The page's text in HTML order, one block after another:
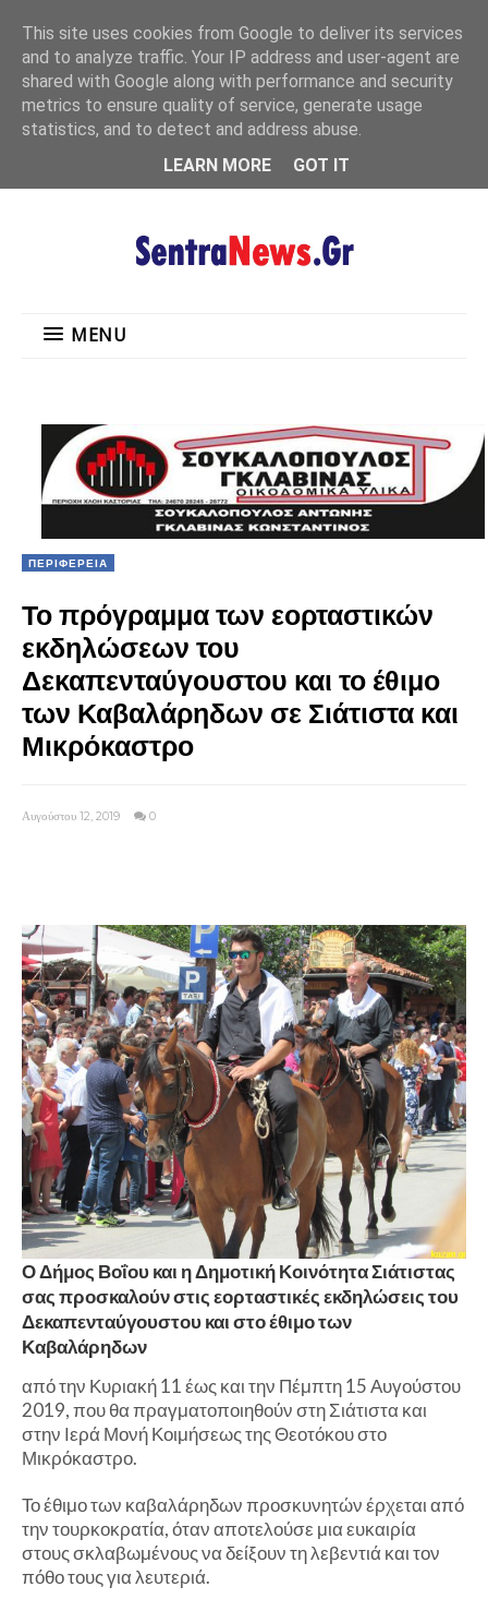
MENU
MENU
ΠΕΡΙΦΕΡΕΙΑ
Το πρόγραμμα των εορταστικών
εκδηλώσεων του
Δεκαπενταύγουστου και το έθιμο
των Καβαλάρηδων σε Σιάτιστα και
Μικρόκαστρο
Αυγούστου 12, 2019 0
Ο Δήμος Βοΐου και η Δημοτική Κοινότητα Σιάτιστας
σας προσκαλούν στις εορταστικές εκδηλώσεις του
Δεκαπενταύγουστου και στο έθιμο των
Καβαλάρηδων
από την Κυριακή 11 έως και την Πέμπτη 15 Αυγούστου
2019, που θα πραγματοποιηθούν στη Σιάτιστα και
στην Ιερά Μονή Κοιμήσεως της Θεοτόκου στο
Μικρόκαστρο.
Το έθιμο των καβαλάρηδων προσκυνητών έρχεται από
την τουρκοκρατία, όταν αποτελούσε μια ευκαιρία
στους σκλαβωμένους να δείξουν τη λεβεντιά και τον
πόθο τους για λευτεριά.
This site uses cookies from Google to deliver its services
and to analyze traffic. Your IP address and user-agent are
shared with Google along with performance and security
metrics to ensure quality of service, generate usage
statistics, and to detect and address abuse.
LEARN MORE
GOT IT